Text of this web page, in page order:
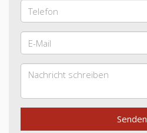
Senden